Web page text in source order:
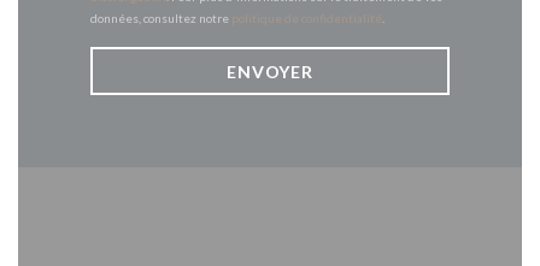
données, consultez notre politique de confidentialité